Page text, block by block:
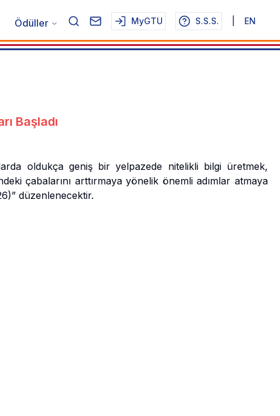
Ödüller MyGTU S.S.S. EN
Başladı
oldukça geniş bir yelpazede nitelikli bilgi üretmek,
çabalarını arttırmaya yönelik önemli adımlar atmaya
düzenlenecektir.